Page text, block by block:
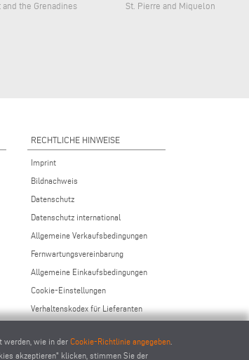
the Grenadines St. Pierre and Miquelon
RECHTLICHE HINWEISE
Imprint
Bildnachweis
Datenschutz
Datenschutz international
Allgemeine Verkaufsbedingungen
Fernwartungsvereinbarung
Allgemeine Einkaufsbedingungen
Cookie-Einstellungen
Verhaltenskodex für Lieferanten
werden, wie in der Cookie-Richtlinie angegeben
akzeptieren" klicken, stimmen Sie der